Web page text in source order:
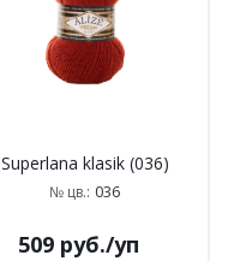
Superlana klasik (036)
№ цв.: 036
509 руб./уп